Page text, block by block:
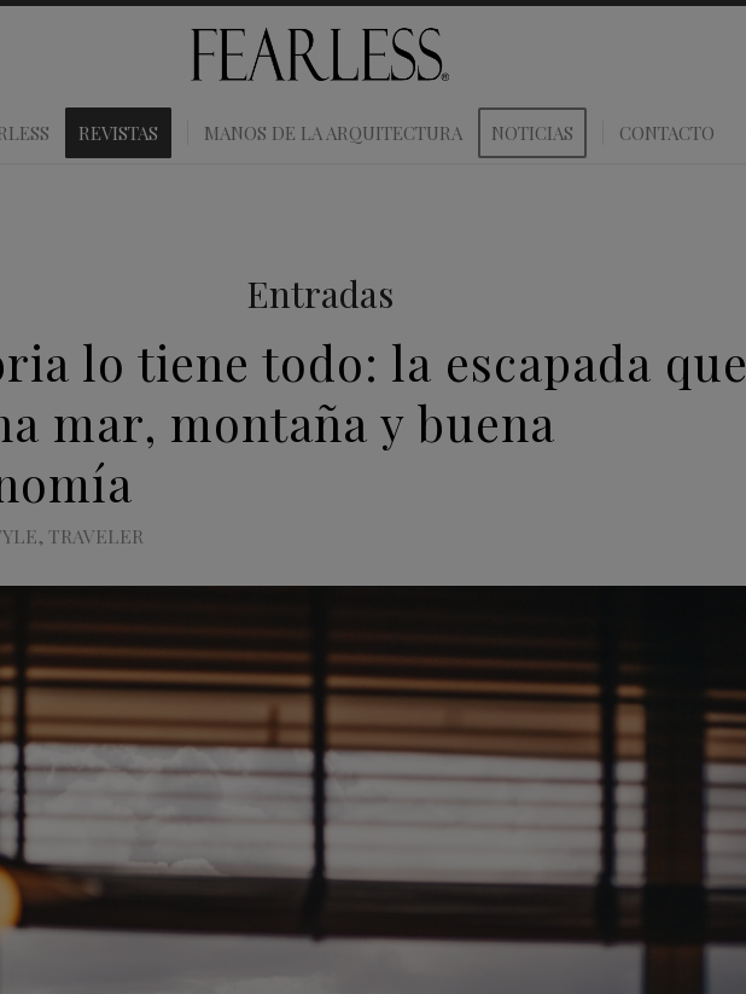
REVISTAS MANOS DE LA ARQUITECTURA NOTICIAS CONTACTO
Entradas
lo tiene todo: la escapada que
mar, montaña y buena
, TRAVELER